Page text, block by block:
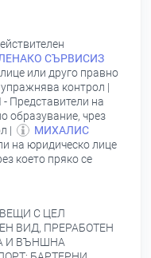
СЪРВИСИЗ
или друго правно
контрол |
Представители на
образувание, чрез
|
МИХАЛИС
на юридическо лице
което пряко се
С ЦЕЛ
ВИД, ПРЕРАБОТЕН
И ВЪНШНА